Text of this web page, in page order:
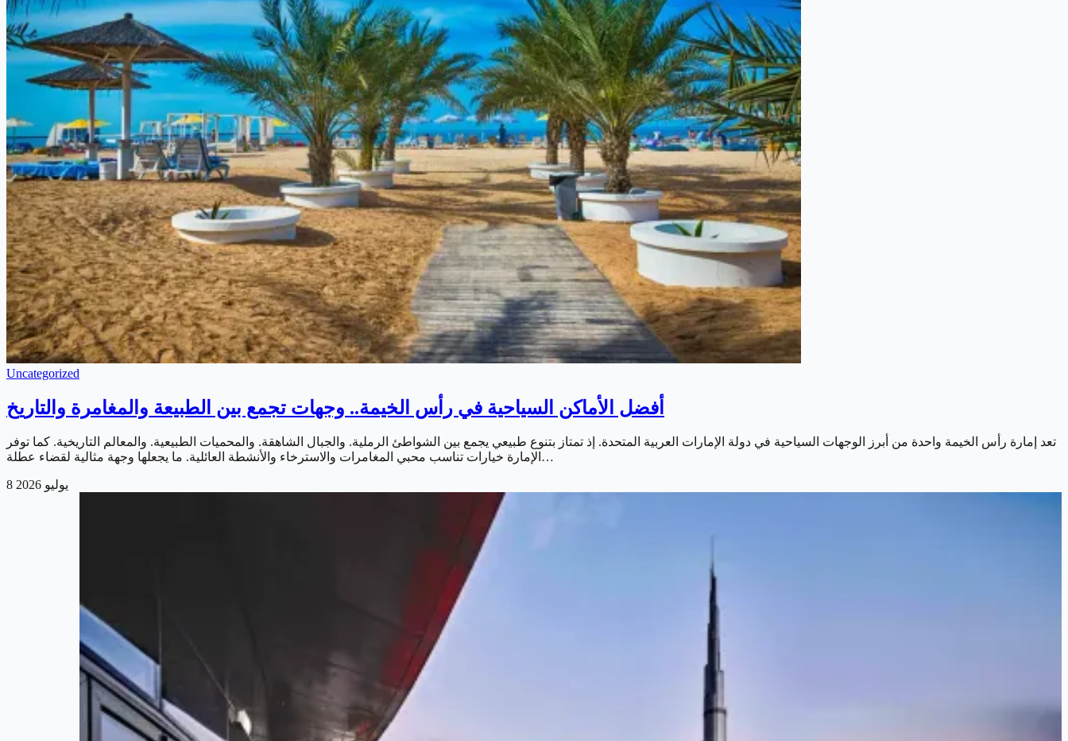
Uncategorized
أفضل الأماكن السياحية في رأس الخيمة.. وجهات تجمع بين الطبيعة والمغامرة والتاريخ
تعد إمارة رأس الخيمة واحدة من أبرز الوجهات السياحية في دولة الإمارات العربية المتحدة. إذ تمتاز بتنوع طبيعي يجمع بين الشواطئ الرملية. والجبال الشاهقة. والمحميات الطبيعية. والمعالم التاريخية. كما توفر
الإمارة خيارات تناسب محبي المغامرات والاسترخاء والأنشطة العائلية. ما يجعلها وجهة مثالية لقضاء عطلة…
8 يوليو 2026